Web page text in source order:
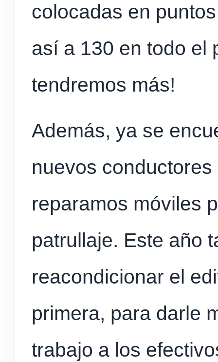
colocadas en
así a 130 en todo el
tendremos más!
Además, ya se
nuevos
reparamos móviles
patrullaje. Este año
reacondicionar el
primera, para darle
trabajo a los